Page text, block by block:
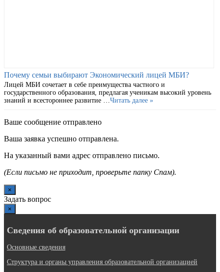
Почему семьи выбирают Экономический лицей МБИ?
Лицей МБИ сочетает в себе преимущества частного и
государственного образования, предлагая ученикам высокий уровень
знаний и всестороннее развитие … Читать далее »
Ваше сообщение отправлено
Ваша заявка успешно отправлена.
На указанный вами адрес отправлено письмо.
(Если письмо не приходит, проверьте папку Спам).
×
Задать вопрос
×
Сведения об образовательной организации
Основные сведения
Структура и органы управления образовательной организацией